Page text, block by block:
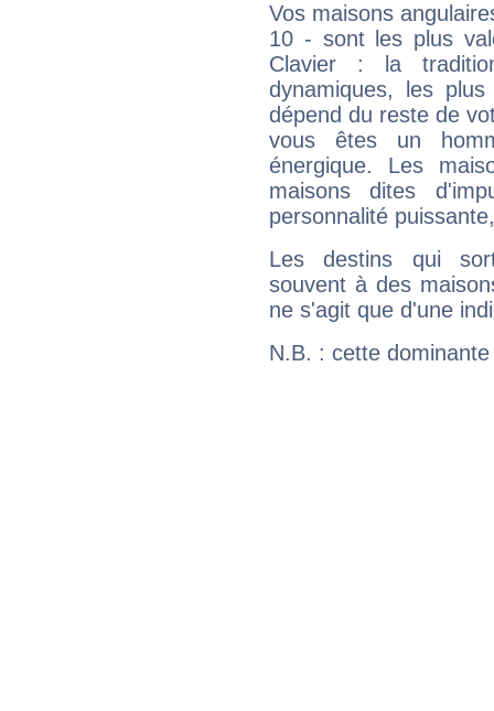
Vos maisons
10 - sont les plus
Clavier : la
dynamiques, les
dépend du reste de
vous êtes un
énergique. Les
maisons dites
personnalité
Les destins qui
souvent à des
ne s'agit que d'une
N.B. : cette